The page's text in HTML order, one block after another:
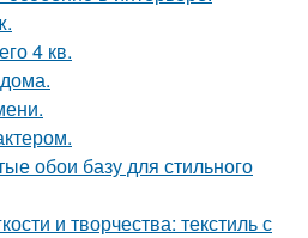
4 кв.
обои базу для стильного
и творчества: текстиль с